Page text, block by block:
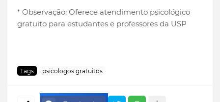
* Observação: Oferece atendimento psicológico
gratuito para estudantes e professores da USP
Tags psicologos gratuitos